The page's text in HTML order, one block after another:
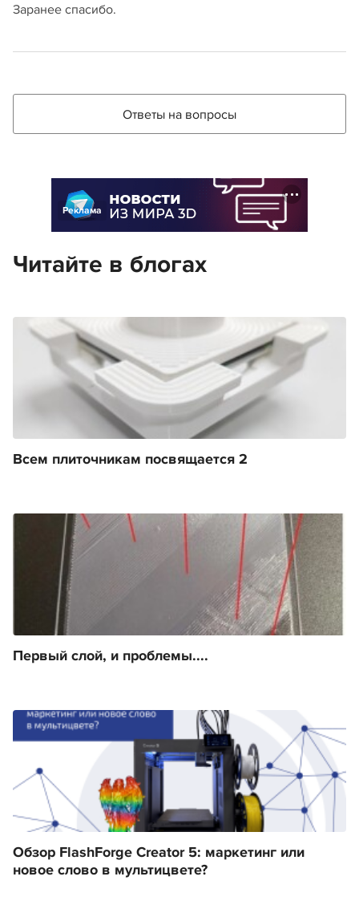
Заранее спасибо.
Ответы на вопросы
Реклама
Читайте в блогах
Всем плиточникам посвящается 2
Первый слой, и проблемы....
Обзор FlashForge Creator 5: маркетинг или
новое слово в мультицвете?